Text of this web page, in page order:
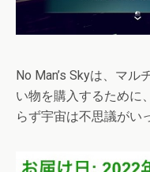
No Man’s Skyは、マ
い物を購入するために
らず宇宙は不思議がい